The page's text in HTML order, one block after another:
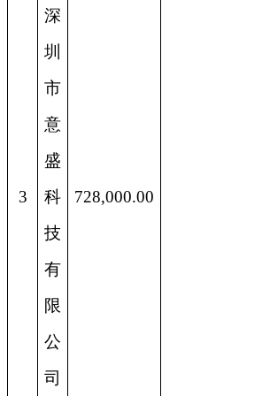
3
深
圳
市
意
盛
科
技
有
限
公
司
728,000.00